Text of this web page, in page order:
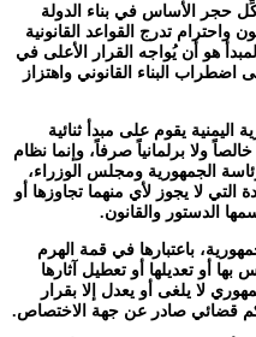
حجر الأساس في بناء الدولة
واحترام تدرج القواعد القانونية
هو أن يُواجه القرار الأعلى في
اضطراب البناء القانوني واهتزاز
يقوم على مبدأ ثنائية
ولا برلمانياً صرفاً، وإنما نظام
الجمهورية ومجلس الوزراء،
التي لا يجوز لأي منهما تجاوزها أو
الدستور والقانون.
باعتبارها في قمة الهرم
بها أو تعديلها أو تعطيل آثارها
لا يلغى أو يعدل إلا بقرار
قضائي صادر عن جهة الاختصاص.